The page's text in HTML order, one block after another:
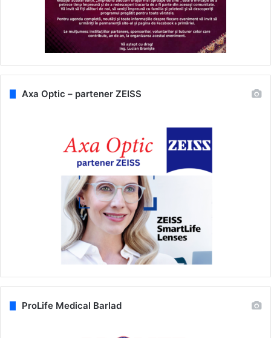
Axa Optic – partener ZEISS
ProLife Medical Barlad